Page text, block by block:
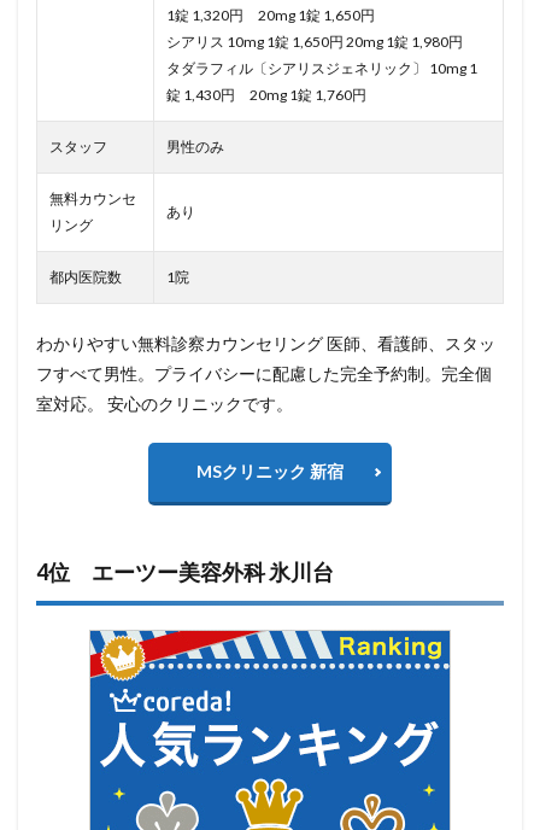
1錠 1,320円 20mg 1錠 1,650円
シアリス 10mg 1錠 1,650円 20mg 1錠 1,980円
タダラフィル〔シアリスジェネリック〕 10mg 1
錠 1,430円 20mg 1錠 1,760円
スタッフ 男性のみ
無料カウンセ
リング
あり
都内医院数 1院
わかりやすい無料診察カウンセリング 医師、看護師、スタッ
フすべて男性。プライバシーに配慮した完全予約制。完全個
室対応。 安心のクリニックです。
MSクリニック 新宿
4位 エーツー美容外科 氷川台